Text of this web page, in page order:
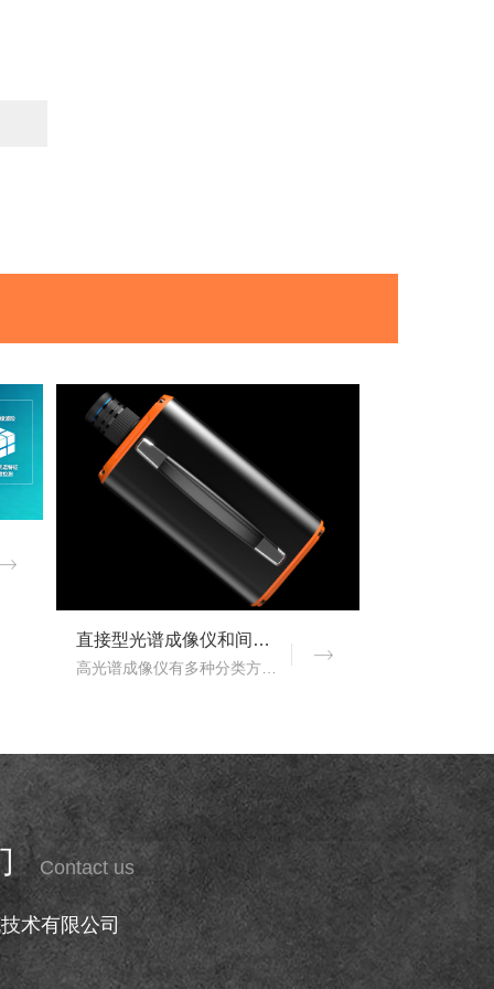
直接型光谱成像仪和间接型光谱成像仪区别
高光谱成像仪有多种分类方式，按照重构理论分类，可以分为直接型光谱成像仪和间接型光谱成像仪。那么，直接型光谱成像仪和间接型光谱成像仪什么区别？下文对直接型光谱成像..
Contact us
术有限公司